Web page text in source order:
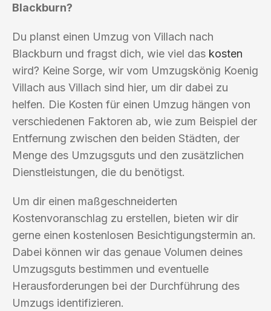
Blackburn?
Du planst einen Umzug von Villach nach
Blackburn und fragst dich, wie viel das kosten
wird? Keine Sorge, wir vom Umzugskönig Koenig
Villach aus Villach sind hier, um dir dabei zu
helfen. Die Kosten für einen Umzug hängen von
verschiedenen Faktoren ab, wie zum Beispiel der
Entfernung zwischen den beiden Städten, der
Menge des Umzugsguts und den zusätzlichen
Dienstleistungen, die du benötigst.
Um dir einen maßgeschneiderten
Kostenvoranschlag zu erstellen, bieten wir dir
gerne einen kostenlosen Besichtigungstermin an.
Dabei können wir das genaue Volumen deines
Umzugsguts bestimmen und eventuelle
Herausforderungen bei der Durchführung des
Umzugs identifizieren.